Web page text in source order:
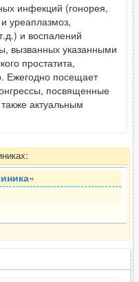
инфекций (гонорея,
уреаплазмоз,
и воспалений
вызванных указанными
простатита,
Ежегодно посещает
посвященные
актуальным
»